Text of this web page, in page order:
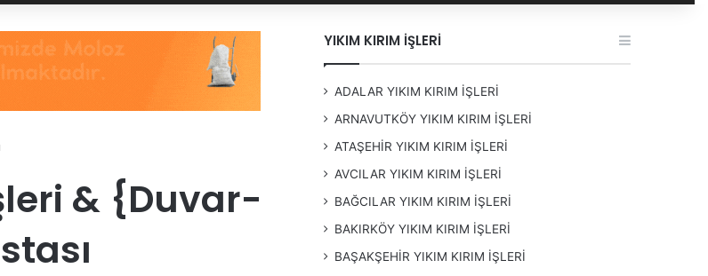
& {Duvar-
YIKIM KIRIM İŞLERİ
ADALAR YIKIM KIRIM İŞLERİ
ARNAVUTKÖY YIKIM KIRIM İŞLERİ
ATAŞEHİR YIKIM KIRIM İŞLERİ
AVCILAR YIKIM KIRIM İŞLERİ
BAĞCILAR YIKIM KIRIM İŞLERİ
BAKIRKÖY YIKIM KIRIM İŞLERİ
BAŞAKŞEHİR YIKIM KIRIM İŞLERİ